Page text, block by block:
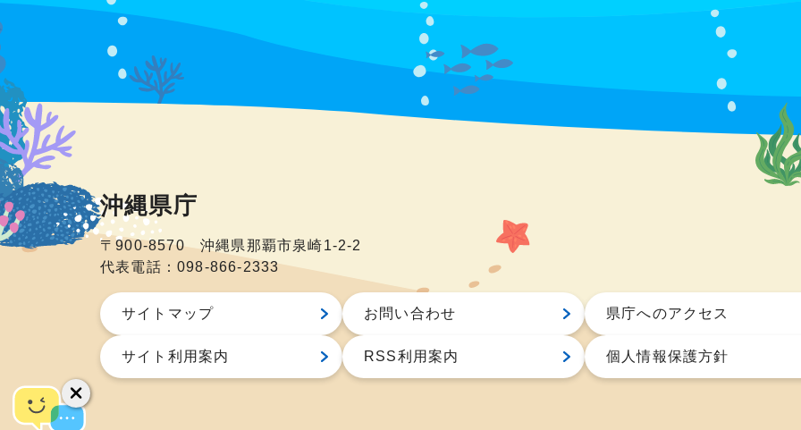
沖縄県庁
〒900-8570 沖縄県那覇市泉崎1-2-2
代表電話：098-866-2333
サイトマップ お問い合わせ 県庁へのアクセス
サイト利用案内 RSS利用案内 個人情報保護方針